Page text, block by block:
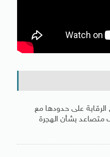
الرقابة على حدودها مع
متصاعد بشأن الهجرة